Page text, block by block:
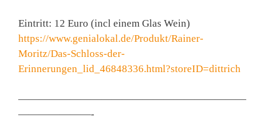
Eintritt: 12 Euro (incl einem Glas Wein)
https://www.genialokal.de/Produkt/Rainer-
Moritz/Das-Schloss-der-
Erinnerungen_lid_46848336.html?storeID=dittrich
——————————————————————
———————-